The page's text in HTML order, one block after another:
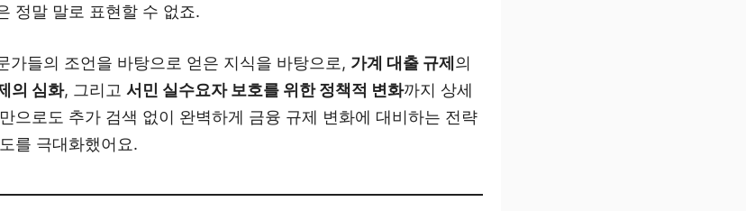
정말 말로 표현할 수 없죠.
가들의 조언을 바탕으로 얻은 지식을 바탕으로, 가계 대출 규제의
의 심화, 그리고 서민 실수요자 보호를 위한 정책적 변화까지 상세
으로도 추가 검색 없이 완벽하게 금융 규제 변화에 대비하는 전략
를 극대화했어요.